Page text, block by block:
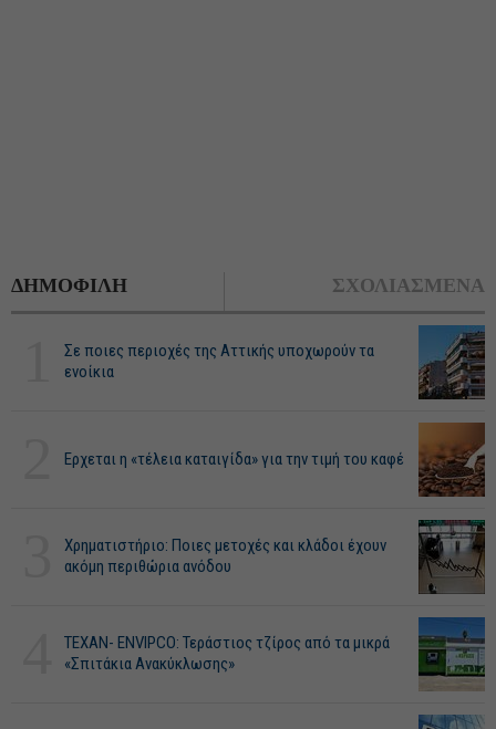
ΔΗΜΟΦΙΛΗ ΣΧΟΛΙΑΣΜΕΝΑ
Σε ποιες περιοχές της Αττικής υποχωρούν τα
ενοίκια
Ερχεται η «τέλεια καταιγίδα» για την τιμή του καφέ
Χρηματιστήριο: Ποιες μετοχές και κλάδοι έχουν
ακόμη περιθώρια ανόδου
ΤΕΧΑΝ- ENVIPCO: Τεράστιος τζίρος από τα μικρά
«Σπιτάκια Ανακύκλωσης»